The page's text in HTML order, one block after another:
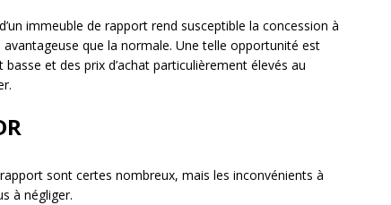
immeuble de rapport rend susceptible la concession à
avantageuse que la normale. Une telle opportunité est
et des prix d’achat particulièrement élevés au
sont certes nombreux, mais les inconvénients à
à négliger.